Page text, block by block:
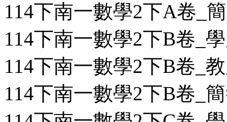
114下南一數學2下A卷_
114下南一數學2下B卷_
114下南一數學2下B卷_
114下南一數學2下B卷_